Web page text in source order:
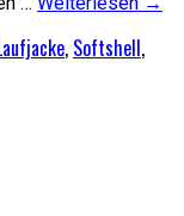
, Softshell,